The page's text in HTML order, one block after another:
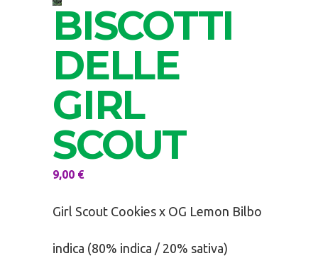
BISCOTTI
DELLE
GIRL
SCOUT
9,00 €
Girl Scout Cookies x OG Lemon Bilbo
indica (80% indica / 20% sativa)